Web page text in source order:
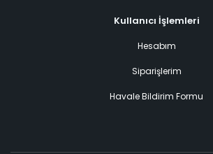
Kullanıcı İşlemleri
Hesabım
Siparişlerim
Havale Bildirim Formu